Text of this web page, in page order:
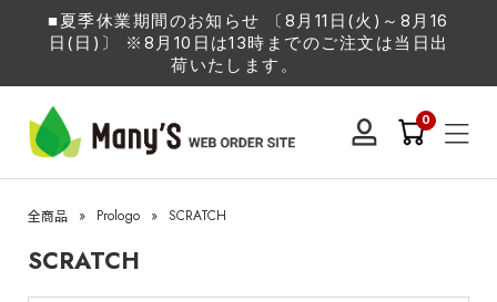
■夏季休業期間のお知らせ 〔8月11日(火)～8月16
日(日)〕 ※8月10日は13時までのご注文は当日出
荷いたします。
0
全商品 » Prologo » SCRATCH
SCRATCH